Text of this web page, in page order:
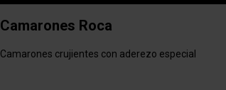
Camarones Roca
Camarones crujientes con aderezo especial